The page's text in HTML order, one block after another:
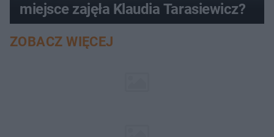
miejsce zajęła Klaudia Tarasiewicz?
ZOBACZ WIĘCEJ